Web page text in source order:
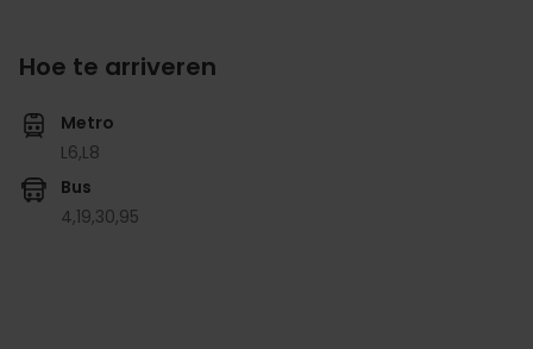
Hoe te arriveren
Metro
L6,L8
Bus
4,19,30,95